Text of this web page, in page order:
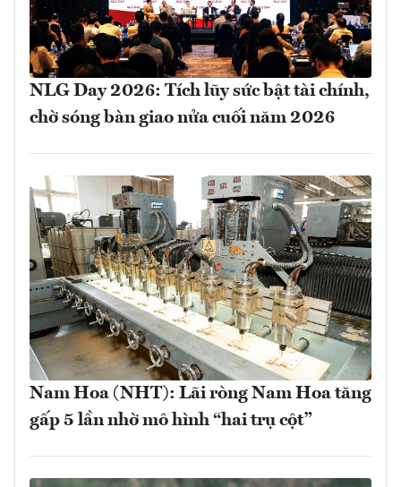
NLG Day 2026: Tích lũy sức bật tài chính,
chờ sóng bàn giao nửa cuối năm 2026
Nam Hoa (NHT): Lãi ròng Nam Hoa tăng
gấp 5 lần nhờ mô hình “hai trụ cột”